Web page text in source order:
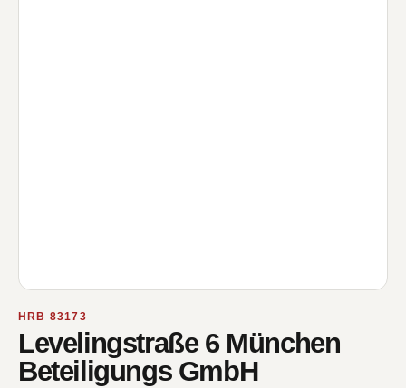
HRB 83173
Levelingstraße 6 München
Beteiligungs GmbH